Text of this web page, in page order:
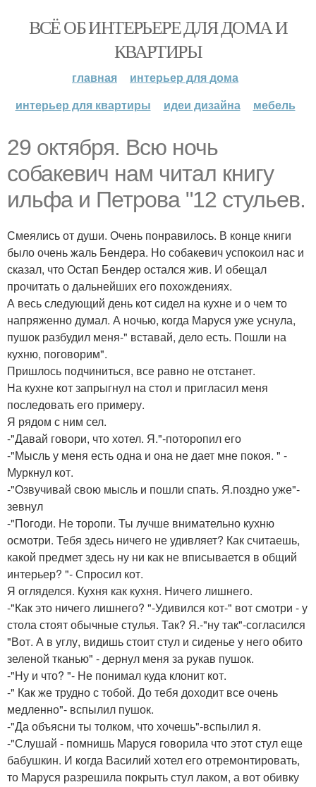
ВСЁ ОБ ИНТЕРЬЕРЕ ДЛЯ ДОМА И
КВАРТИРЫ
главная
интерьер для дома
интерьер для квартиры
идеи дизайна мебель
29 октября. Всю ночь
собакевич нам читал книгу
ильфа и Петрова "12 стульев.
Смеялись от души. Очень понравилось. В конце книги
было очень жаль Бендера. Но собакевич успокоил нас и
сказал, что Остап Бендер остался жив. И обещал
прочитать о дальнейших его похождениях.
А весь следующий день кот сидел на кухне и о чем то
напряженно думал. А ночью, когда Маруся уже уснула,
пушок разбудил меня-" вставай, дело есть. Пошли на
кухню, поговорим".
Пришлось подчиниться, все равно не отстанет.
На кухне кот запрыгнул на стол и пригласил меня
последовать его примеру.
Я рядом с ним сел.
-"Давай говори, что хотел. Я."-поторопил его
-"Мысль у меня есть одна и она не дает мне покоя. " -
Муркнул кот.
-"Озвучивай свою мысль и пошли спать. Я.поздно уже"-
зевнул
-"Погоди. Не торопи. Ты лучше внимательно кухню
осмотри. Тебя здесь ничего не удивляет? Как считаешь,
какой предмет здесь ну ни как не вписывается в общий
интерьер? "- Спросил кот.
Я огляделся. Кухня как кухня. Ничего лишнего.
-"Как это ничего лишнего? "-Удивился кот-" вот смотри - у
стола стоят обычные стулья. Так? Я.-"ну так"-согласился
"Вот. А в углу, видишь стоит стул и сиденье у него обито
зеленой тканью" - дернул меня за рукав пушок.
-"Ну и что? "- Не понимал куда клонит кот.
-" Как же трудно с тобой. До тебя доходит все очень
медленно"- вспылил пушок.
-"Да объясни ты толком, что хочешь"-вспылил я.
-"Слушай - помнишь Маруся говорила что этот стул еще
бабушкин. И когда Василий хотел его отремонтировать,
то Маруся разрешила покрыть стул лаком, а вот обивку